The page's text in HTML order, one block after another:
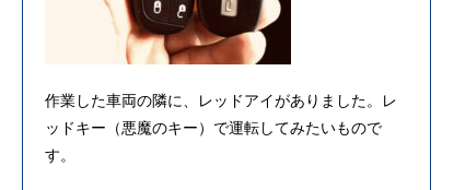
作業した車両の隣に、レッドアイがありました。レ
ッドキー（悪魔のキー）で運転してみたいもので
す。